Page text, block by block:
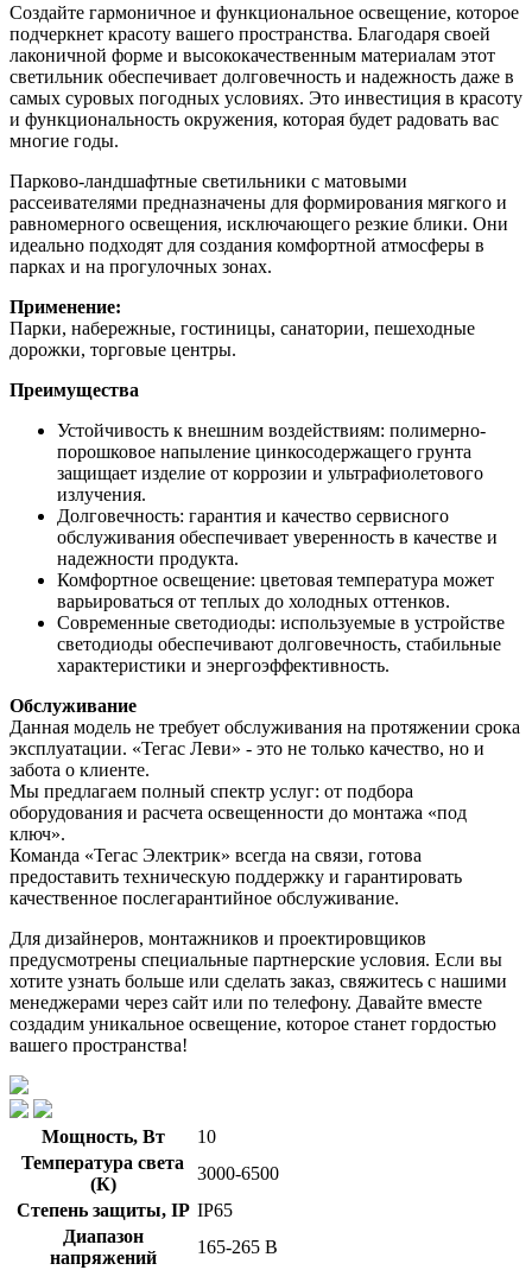
Создайте гармоничное и функциональное освещение, которое
подчеркнет красоту вашего пространства. Благодаря своей
лаконичной форме и высококачественным материалам этот
светильник обеспечивает долговечность и надежность даже в
самых суровых погодных условиях. Это инвестиция в красоту
и функциональность окружения, которая будет радовать вас
многие годы.
Парково-ландшафтные светильники с матовыми
рассеивателями предназначены для формирования мягкого и
равномерного освещения, исключающего резкие блики. Они
идеально подходят для создания комфортной атмосферы в
парках и на прогулочных зонах.
Применение:
Парки, набережные, гостиницы, санатории, пешеходные
дорожки, торговые центры.
Преимущества
Устойчивость к внешним воздействиям: полимерно-
порошковое напыление цинкосодержащего грунта
защищает изделие от коррозии и ультрафиолетового
излучения.
Долговечность: гарантия и качество сервисного
обслуживания обеспечивает уверенность в качестве и
надежности продукта.
Комфортное освещение: цветовая температура может
варьироваться от теплых до холодных оттенков.
Современные светодиоды: используемые в устройстве
светодиоды обеспечивают долговечность, стабильные
характеристики и энергоэффективность.
Обслуживание
Данная модель не требует обслуживания на протяжении срока
эксплуатации. «Тегас Леви» - это не только качество, но и
забота о клиенте.
Мы предлагаем полный спектр услуг: от подбора
оборудования и расчета освещенности до монтажа «под
ключ».
Команда «Тегас Электрик» всегда на связи, готова
предоставить техническую поддержку и гарантировать
качественное послегарантийное обслуживание.
Для дизайнеров, монтажников и проектировщиков
предусмотрены специальные партнерские условия. Если вы
хотите узнать больше или сделать заказ, свяжитесь с нашими
менеджерами через сайт или по телефону. Давайте вместе
создадим уникальное освещение, которое станет гордостью
вашего пространства!
Мощность, Вт
10
Температура света
(К)
3000-6500
Степень защиты, IP IP65
Диапазон
напряжений
165-265 В